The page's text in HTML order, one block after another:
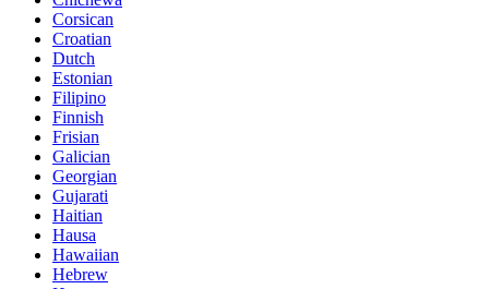
Corsican
Croatian
Dutch
Estonian
Filipino
Finnish
Frisian
Galician
Georgian
Gujarati
Haitian
Hausa
Hawaiian
Hebrew